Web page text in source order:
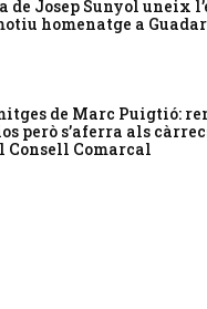
de Josep Sunyol uneix
homenatge a
de Marc Puigtió:
però s’aferra als
Consell Comarcal